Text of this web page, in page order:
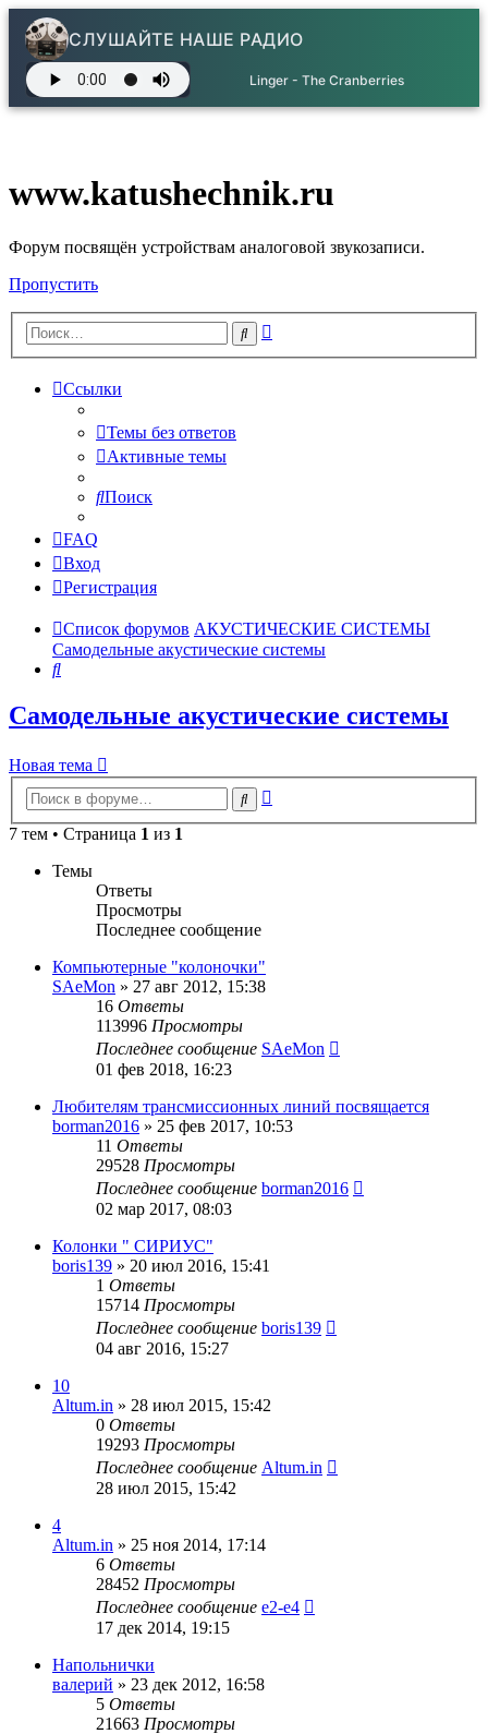
СЛУШАЙТЕ НАШЕ РАДИО
Linger - The Cranberries
www.katushechnik.ru
Форум посвящён устройствам аналоговой звукозаписи.
Пропустить
Поиск
Ссылки
Темы без ответов
Активные темы
Поиск
FAQ
Вход
Регистрация
Список форумов АКУСТИЧЕСКИЕ СИСТЕМЫ
Самодельные акустические системы
Поиск
Самодельные акустические системы
Новая тема
Поиск
7 тем • Страница 1 из 1
Темы
Ответы
Просмотры
Последнее сообщение
Компьютерные "колоночки"
SAeMon » 27 авг 2012, 15:38
16 Ответы
113996 Просмотры
Последнее сообщение SAeMon
01 фев 2018, 16:23
Любителям трансмиссионных линий посвящается
borman2016 » 25 фев 2017, 10:53
11 Ответы
29528 Просмотры
Последнее сообщение borman2016
02 мар 2017, 08:03
Колонки " СИРИУС"
boris139 » 20 июл 2016, 15:41
1 Ответы
15714 Просмотры
Последнее сообщение boris139
04 авг 2016, 15:27
10
Altum.in » 28 июл 2015, 15:42
0 Ответы
19293 Просмотры
Последнее сообщение Altum.in
28 июл 2015, 15:42
4
Altum.in » 25 ноя 2014, 17:14
6 Ответы
28452 Просмотры
Последнее сообщение e2-e4
17 дек 2014, 19:15
Напольнички
валерий » 23 дек 2012, 16:58
5 Ответы
21663 Просмотры